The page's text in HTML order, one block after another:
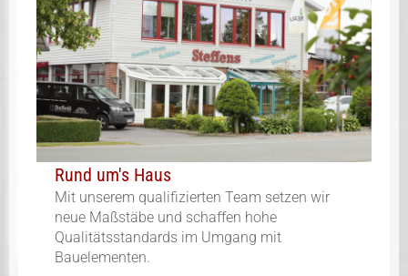
Rund um's Haus
Mit unserem qualifizierten Team setzen wir
neue Maßstäbe und schaffen hohe
Qualitätsstandards im Umgang mit
Bauelementen.